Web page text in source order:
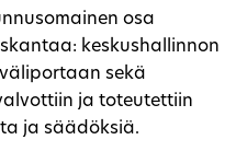
osa
keskushallinnon
sekä
ja toteutettiin
ja säädöksiä.